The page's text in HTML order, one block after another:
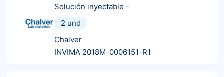
Solución inyectable -
2 und
Chalver
INVIMA 2018M-0006151-R1